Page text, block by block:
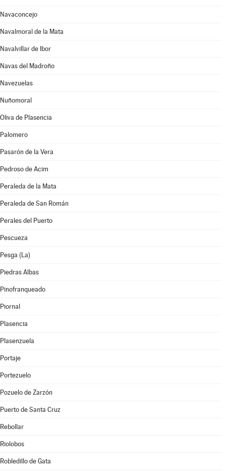
Navaconcejo
Navalmoral de la Mata
Navalvillar de Ibor
Navas del Madroño
Navezuelas
Nuñomoral
Oliva de Plasencia
Palomero
Pasarón de la Vera
Pedroso de Acim
Peraleda de la Mata
Peraleda de San Román
Perales del Puerto
Pescueza
Pesga (La)
Piedras Albas
Pinofranqueado
Piornal
Plasencia
Plasenzuela
Portaje
Portezuelo
Pozuelo de Zarzón
Puerto de Santa Cruz
Rebollar
Riolobos
Robledillo de Gata